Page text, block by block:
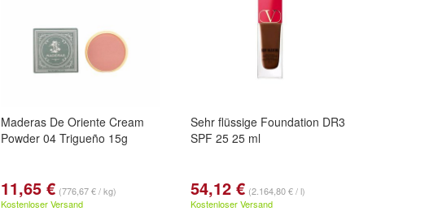
Maderas De Oriente Cream
Powder 04 Trigueño 15g
11,65 € (776,67 € / kg)
Kostenloser Versand
Sehr flüssige Foundation DR3
SPF 25 25 ml
54,12 € (2.164,80 € / l)
Kostenloser Versand